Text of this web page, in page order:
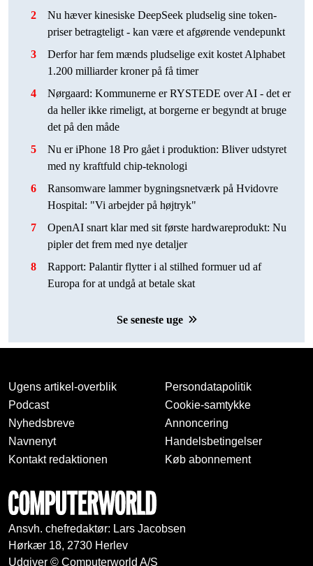
2
Nu hæver kinesiske DeepSeek pludselig sine token-
priser betragteligt - kan være et afgørende vendepunkt
3
Derfor har fem mænds pludselige exit kostet Alphabet
1.200 milliarder kroner på få timer
4
Nørgaard: Kommunerne er RYSTEDE over AI - det er
da heller ikke rimeligt, at borgerne er begyndt at bruge
det på den måde
5
Nu er iPhone 18 Pro gået i produktion: Bliver udstyret
med ny kraftfuld chip-teknologi
6
Ransomware lammer bygningsnetværk på Hvidovre
Hospital: "Vi arbejder på højtryk"
7
OpenAI snart klar med sit første hardwareprodukt: Nu
pipler det frem med nye detaljer
8
Rapport: Palantir flytter i al stilhed formuer ud af
Europa for at undgå at betale skat
Se seneste uge
Ugens artikel-overblik
Podcast
Nyhedsbreve
Navnenyt
Kontakt redaktionen
Persondatapolitik
Cookie-samtykke
Annoncering
Handelsbetingelser
Køb abonnement
Ansvh. chefredaktør: Lars Jacobsen
Hørkær 18, 2730 Herlev
Udgiver © Computerworld A/S